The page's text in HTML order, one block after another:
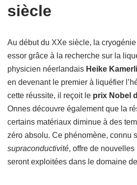
siècle
Au début du XXe siècle, la
essor grâce à la recherche sur la
physicien néerlandais Heike
en devenant le premier à liquéfier
cette réussite, il reçoit le prix Nobel
Onnes découvre également que la
certains matériaux diminue à des
zéro absolu. Ce phénomène, connu
supraconductivité, offre de
seront exploitées dans le domaine